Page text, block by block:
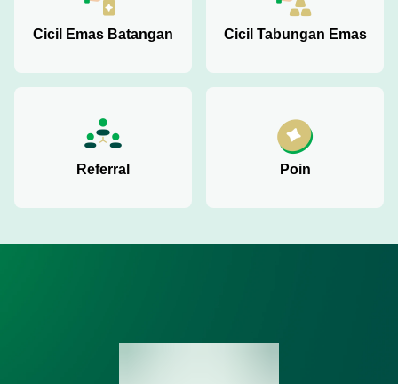
Cicil Emas Batangan Cicil Tabungan Emas
Referral Poin